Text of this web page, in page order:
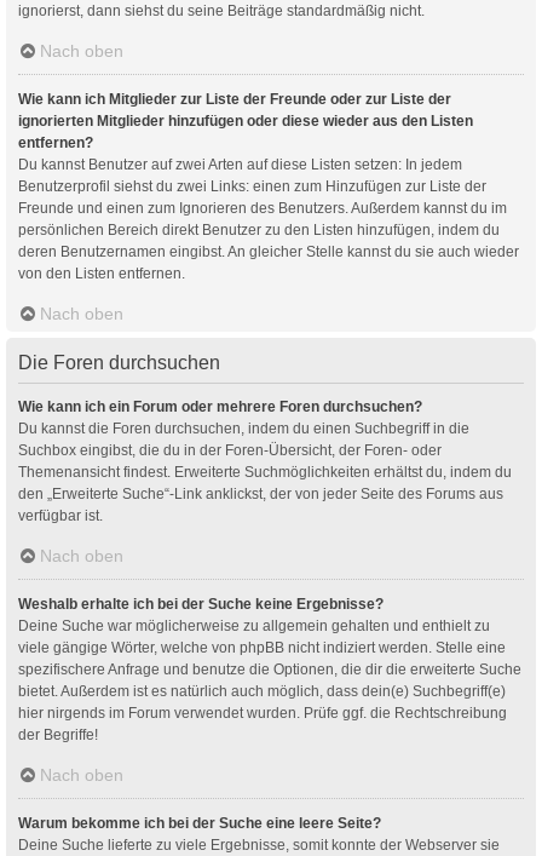
ignorierst, dann siehst du seine Beiträge standardmäßig nicht.
Nach oben
Wie kann ich Mitglieder zur Liste der Freunde oder zur Liste der
ignorierten Mitglieder hinzufügen oder diese wieder aus den Listen
entfernen?
Du kannst Benutzer auf zwei Arten auf diese Listen setzen: In jedem
Benutzerprofil siehst du zwei Links: einen zum Hinzufügen zur Liste der
Freunde und einen zum Ignorieren des Benutzers. Außerdem kannst du im
persönlichen Bereich direkt Benutzer zu den Listen hinzufügen, indem du
deren Benutzernamen eingibst. An gleicher Stelle kannst du sie auch wieder
von den Listen entfernen.
Nach oben
Die Foren durchsuchen
Wie kann ich ein Forum oder mehrere Foren durchsuchen?
Du kannst die Foren durchsuchen, indem du einen Suchbegriff in die
Suchbox eingibst, die du in der Foren-Übersicht, der Foren- oder
Themenansicht findest. Erweiterte Suchmöglichkeiten erhältst du, indem du
den „Erweiterte Suche“-Link anklickst, der von jeder Seite des Forums aus
verfügbar ist.
Nach oben
Weshalb erhalte ich bei der Suche keine Ergebnisse?
Deine Suche war möglicherweise zu allgemein gehalten und enthielt zu
viele gängige Wörter, welche von phpBB nicht indiziert werden. Stelle eine
spezifischere Anfrage und benutze die Optionen, die dir die erweiterte Suche
bietet. Außerdem ist es natürlich auch möglich, dass dein(e) Suchbegriff(e)
hier nirgends im Forum verwendet wurden. Prüfe ggf. die Rechtschreibung
der Begriffe!
Nach oben
Warum bekomme ich bei der Suche eine leere Seite?
Deine Suche lieferte zu viele Ergebnisse, somit konnte der Webserver sie